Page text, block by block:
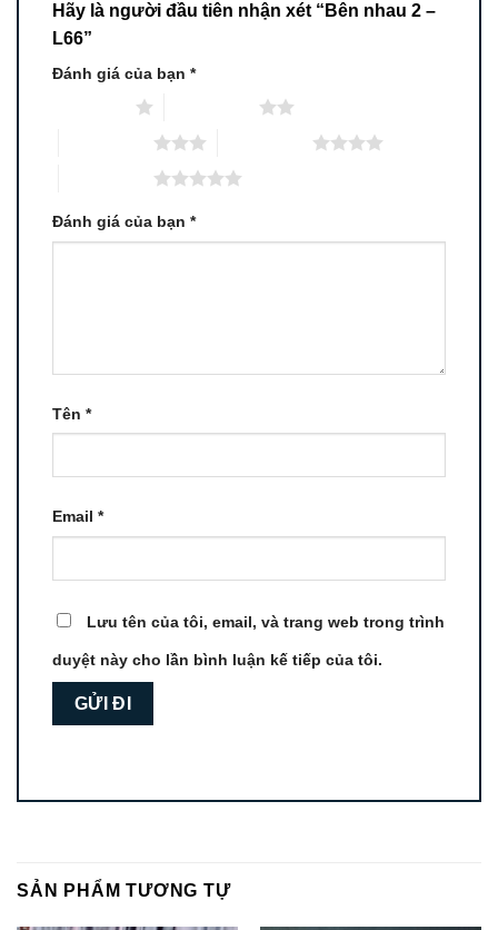
Hãy là người đầu tiên nhận xét “Bên nhau 2 –
L66”
Đánh giá của bạn *
Đánh giá của bạn *
Tên *
Email *
Lưu tên của tôi, email, và trang web trong trình
duyệt này cho lần bình luận kế tiếp của tôi.
SẢN PHẨM TƯƠNG TỰ